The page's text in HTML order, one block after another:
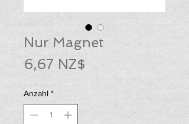
Nur Magnet
6,67 NZ$
Anzahl *